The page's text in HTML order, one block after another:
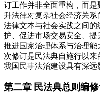
订工作并非全面重构，而
升法律对复杂社会经济关
法律文本与社会实践之间
护、促进市场交易安全、
推进国家治理体系与治理
次修订是民法典自施行以
我国民事法治建设具有深远
第二章 民法典总则编